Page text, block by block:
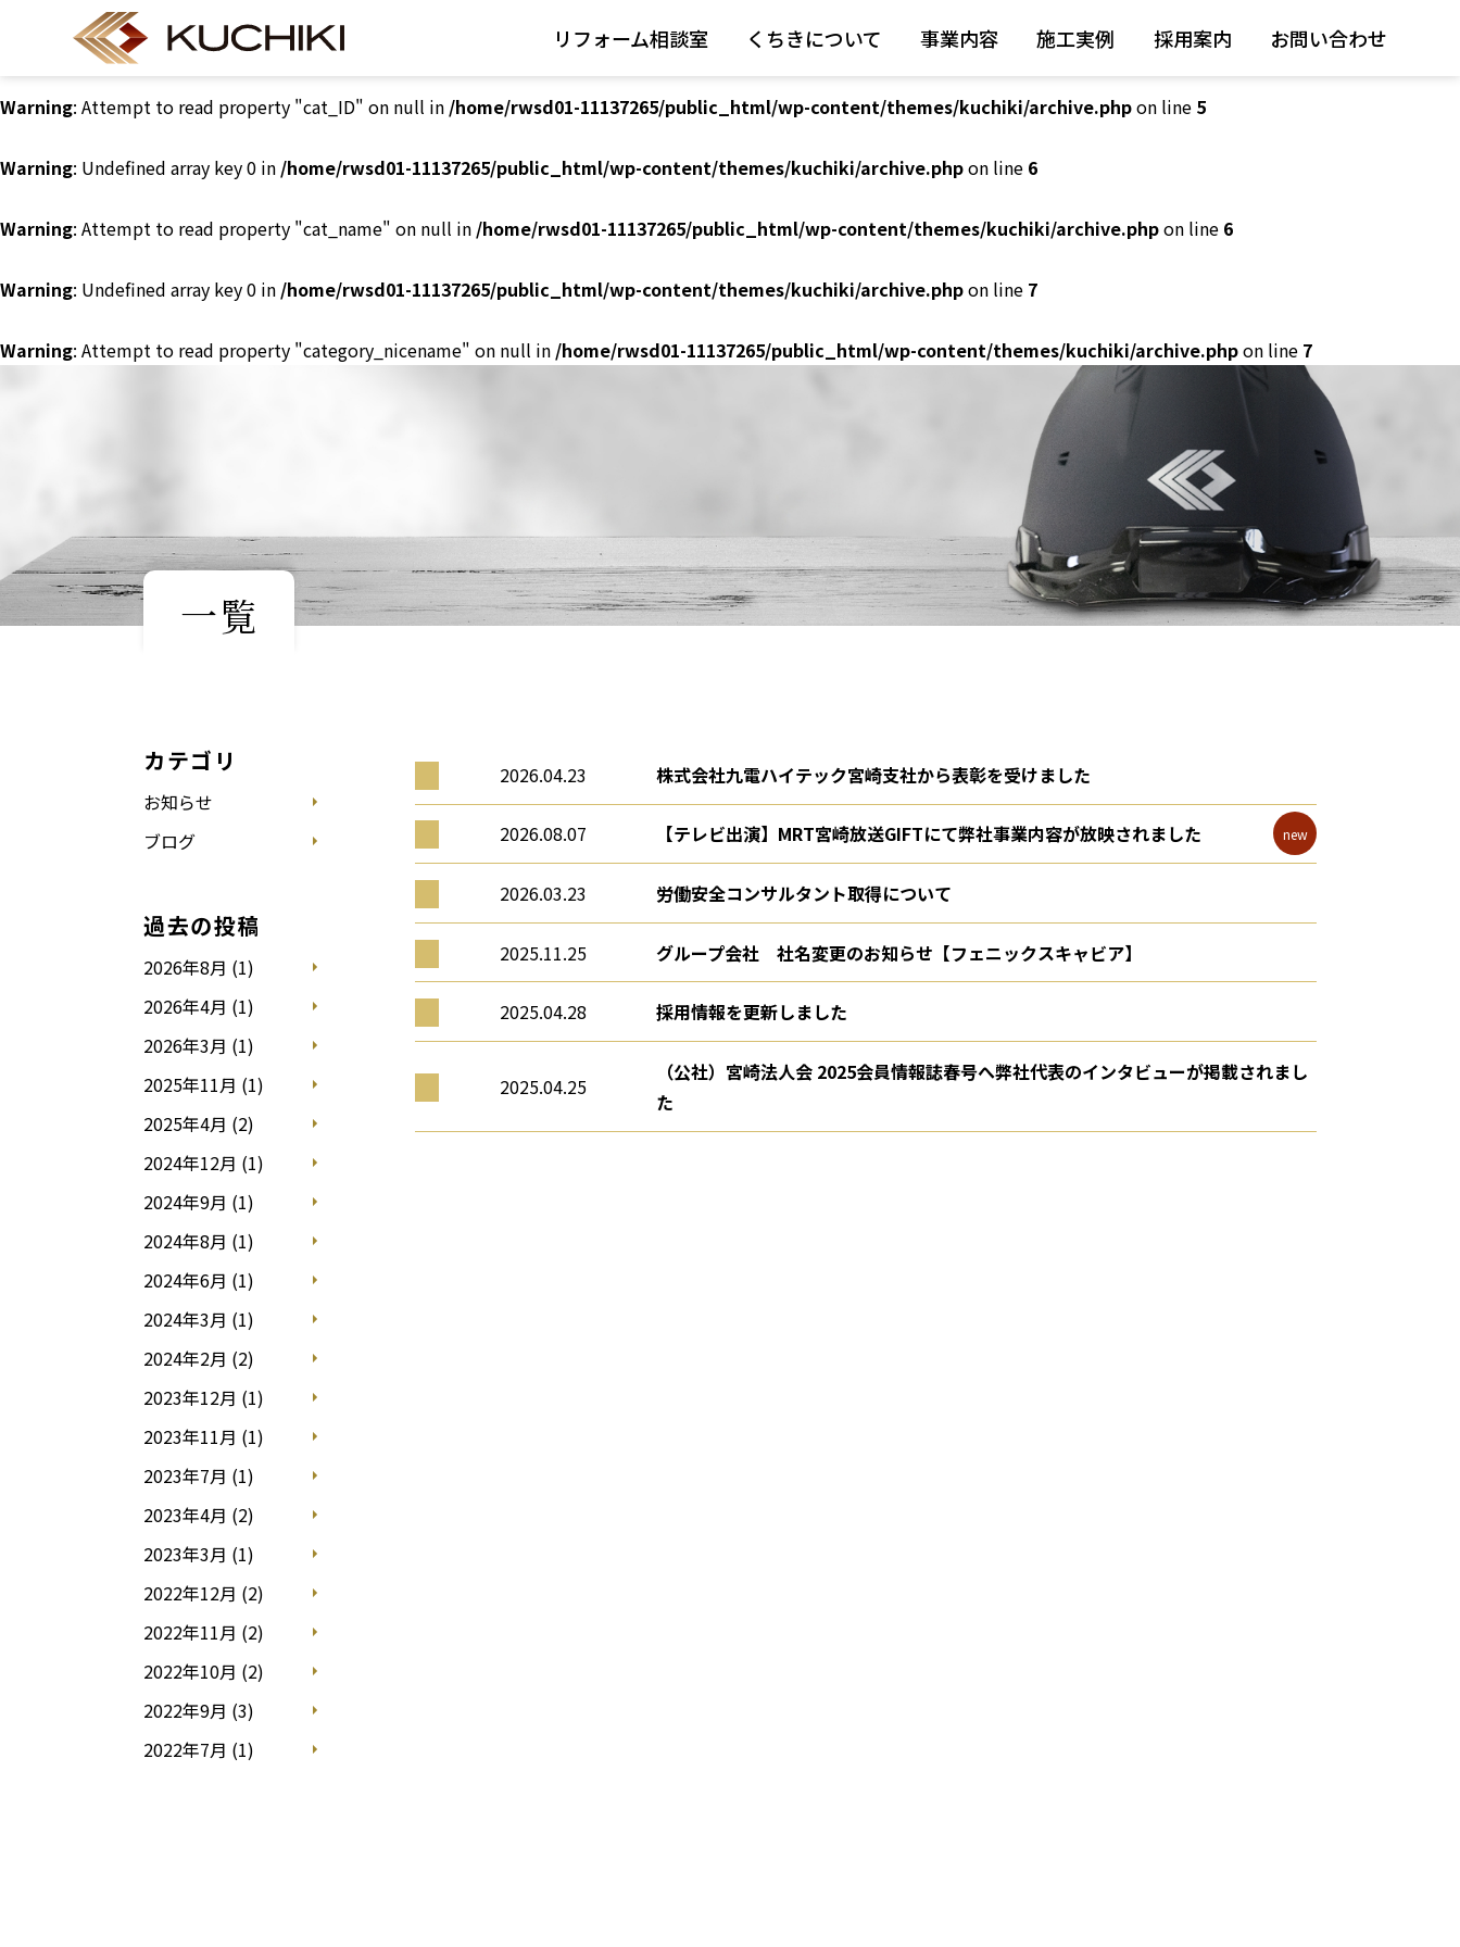
リフォーム相談室 くちきについて 事業内容 施工実例 採用案内 お問い合わせ
: Undefined array key 0 in/home/rwsd01-11137265/public_html/wp-content/themes/kuchiki/archive.phpon line 5
Warning: Attempt to read property "cat_ID" on null in /home/rwsd01-11137265/public_html/wp-content/themes/kuchiki/archive.phpon line 5
Warning: Undefined array key 0 in /home/rwsd01-11137265/public_html/wp-content/themes/kuchiki/archive.phpon line 6
Warning: Attempt to read property "cat_name" on null in /home/rwsd01-11137265/public_html/wp-content/themes/kuchiki/archive.phpon line 6
Warning: Undefined array key 0 in /home/rwsd01-11137265/public_html/wp-content/themes/kuchiki/archive.phpon line 7
Warning: Attempt to read property "category_nicename" on null in /home/rwsd01-11137265/public_html/wp-content/themes/kuchiki/archive.phpon line 7
一覧
2026.04.23 株式会社九電ハイテック宮崎支社から表彰を受けました
2026.08.07 【テレビ出演】MRT宮崎放送GIFTにて弊社事業内容が放映されました
2026.03.23 労働安全コンサルタント取得について
2025.11.25 グループ会社 社名変更のお知らせ【フェニックスキャビア】
2025.04.28 採用情報を更新しました
2025.04.25
（公社）宮崎法人会 2025会員情報誌春号へ弊社代表のインタビューが掲載されまし
た
カテゴリ
お知らせ
ブログ
過去の投稿
2026年8月 (1)
2026年4月 (1)
2026年3月 (1)
2025年11月 (1)
2025年4月 (2)
2024年12月 (1)
2024年9月 (1)
2024年8月 (1)
2024年6月 (1)
2024年3月 (1)
2024年2月 (2)
2023年12月 (1)
2023年11月 (1)
2023年7月 (1)
2023年4月 (2)
2023年3月 (1)
2022年12月 (2)
2022年11月 (2)
2022年10月 (2)
2022年9月 (3)
2022年7月 (1)